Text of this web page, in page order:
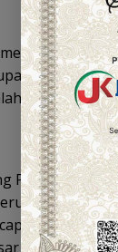
Pulang
yang ke-7
Pisau yang
tidak
Indeks
69,01%.